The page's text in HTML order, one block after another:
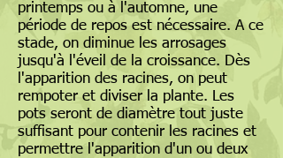
printemps ou à l'automne, une
période de repos est nécessaire. A ce
stade, on diminue les arrosages
jusqu'à l'éveil de la croissance. Dès
l'apparition des racines, on peut
rempoter et diviser la plante. Les
pots seront de diamètre tout juste
suffisant pour contenir les racines et
permettre l'apparition d'un ou deux